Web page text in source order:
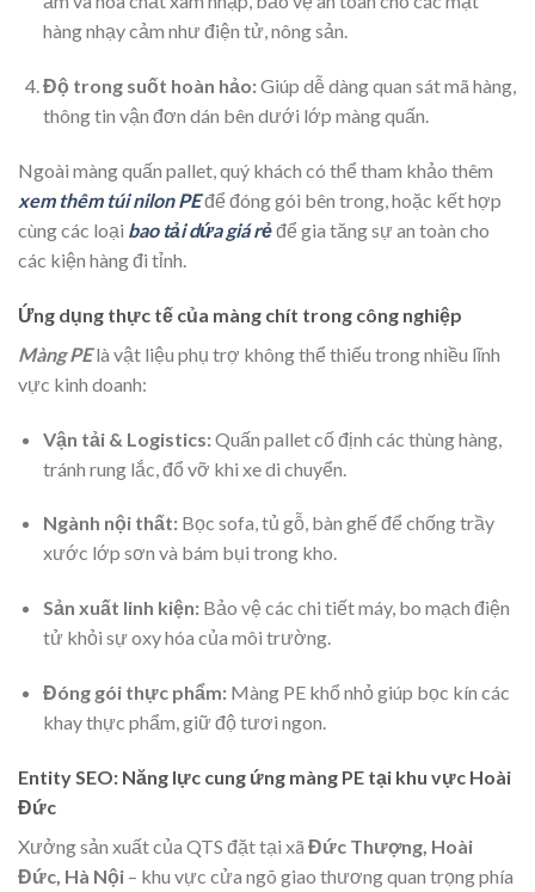
hàng nhạy cảm như điện tử, nông sản.
Độ trong suốt hoàn hảo:Giúp dễ dàng quan sát mã hàng,
thông tin vận đơn dán bên dưới lớp màng quấn.
Ngoài màng quấn pallet, quý khách có thể tham khảo thêm
xem thêm túi nilon PEđể đóng gói bên trong, hoặc kết hợp
cùng các loại bao tải dứa giá rẻđể gia tăng sự an toàn cho
các kiện hàng đi tỉnh.
Ứng dụng thực tế của màng chít trong công nghiệp
Màng PElà vật liệu phụ trợ không thể thiếu trong nhiều lĩnh
vực kinh doanh:
Vận tải & Logistics:Quấn pallet cố định các thùng hàng,
tránh rung lắc, đổ vỡ khi xe di chuyển.
Ngành nội thất:Bọc sofa, tủ gỗ, bàn ghế để chống trầy
xước lớp sơn và bám bụi trong kho.
Sản xuất linh kiện:Bảo vệ các chi tiết máy, bo mạch điện
tử khỏi sự oxy hóa của môi trường.
Đóng gói thực phẩm:Màng PE khổ nhỏ giúp bọc kín các
khay thực phẩm, giữ độ tươi ngon.
Entity SEO: Năng lực cung ứng màng PE tại khu vực Hoài
Đức
Xưởng sản xuất của QTS đặt tại xã Đức Thượng, Hoài
Đức, Hà Nội – khu vực cửa ngõ giao thương quan trọng phía